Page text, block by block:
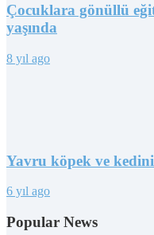
Çocuklara gönüllü
yaşında
8 yıl ago
Yavru köpek ve
6 yıl ago
Popular News